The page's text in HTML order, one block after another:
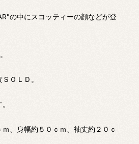
の中にスコッティーの顔などが登
ＯＬＤ。
、身幅約５０ｃｍ、袖丈約２０ｃ